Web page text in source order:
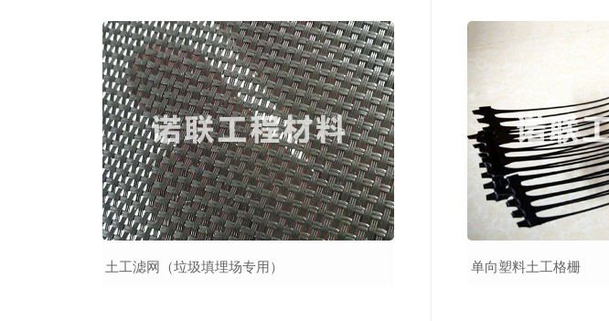
土工滤网（垃圾填埋场专用） 单向塑料土工格栅